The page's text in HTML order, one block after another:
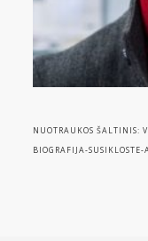
NUOTRAUKOS ŠALTINIS:
BIOGRAFIJA-